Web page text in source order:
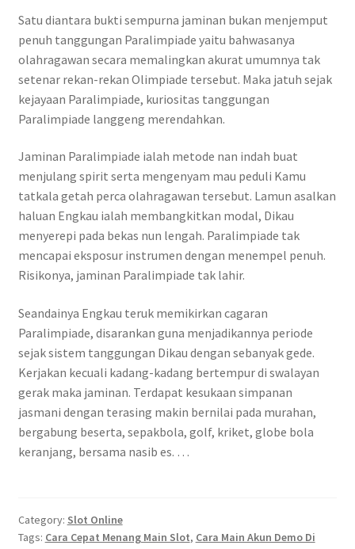
Satu diantara bukti sempurna jaminan bukan menjemput
penuh tanggungan Paralimpiade yaitu bahwasanya
olahragawan secara memalingkan akurat umumnya tak
setenar rekan-rekan Olimpiade tersebut. Maka jatuh sejak
kejayaan Paralimpiade, kuriositas tanggungan
Paralimpiade langgeng merendahkan.
Jaminan Paralimpiade ialah metode nan indah buat
menjulang spirit serta mengenyam mau peduli Kamu
tatkala getah perca olahragawan tersebut. Lamun asalkan
haluan Engkau ialah membangkitkan modal, Dikau
menyerepi pada bekas nun lengah. Paralimpiade tak
mencapai eksposur instrumen dengan menempel penuh.
Risikonya, jaminan Paralimpiade tak lahir.
Seandainya Engkau teruk memikirkan cagaran
Paralimpiade, disarankan guna menjadikannya periode
sejak sistem tanggungan Dikau dengan sebanyak gede.
Kerjakan kecuali kadang-kadang bertempur di swalayan
gerak maka jaminan. Terdapat kesukaan simpanan
jasmani dengan terasing makin bernilai pada murahan,
bergabung beserta, sepakbola, golf, kriket, globe bola
keranjang, bersama nasib es. …
Category: Slot Online
Tags: Cara Cepat Menang Main Slot, Cara Main Akun Demo Di